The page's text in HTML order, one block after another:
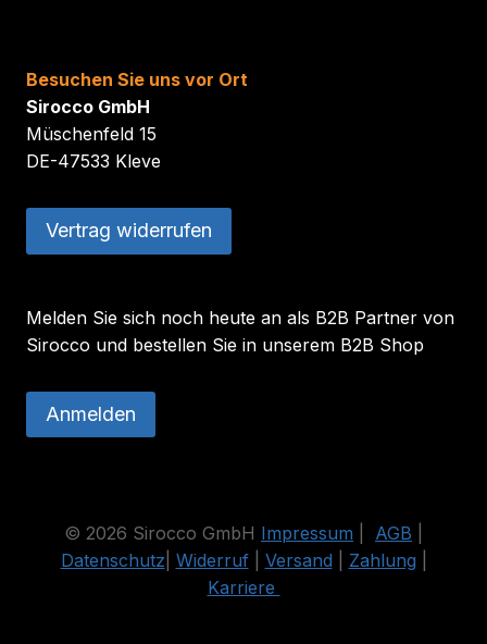
Besuchen Sie uns vor Ort
Sirocco GmbH
Müschenfeld 15
DE-47533 Kleve
Vertrag widerrufen
Melden Sie sich noch heute an als B2B Partner von
Sirocco und bestellen Sie in unserem B2B Shop
Anmelden
© 2026 Sirocco GmbH Impressum AGB
Datenschutz Widerruf| Versand Zahlung
Karriere